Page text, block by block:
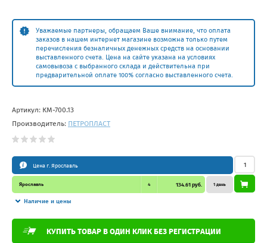
Уважаемые партнеры, обращаем Ваше внимание, что оплата
заказов в нашем интернет магазине возможна только путем
перечисления безналичных денежных средств на основании
выставленного счета. Цена на сайте указана на условиях
самовывоза с выбранного склада и действительна при
предварительной оплате 100% согласно выставленного счета.
Артикул: КМ-700.13
Производитель: ПЕТРОПЛАСТ
Цена г. Ярославль
Ярославль 4 134.61 руб.
Наличие и цены
1 день
КУПИТЬ ТОВАР В ОДИН КЛИК БЕЗ РЕГИСТРАЦИИ